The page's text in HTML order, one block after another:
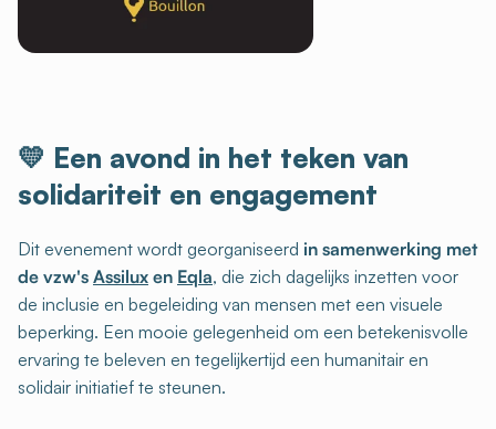
💛 Een avond in het teken van
solidariteit en engagement
Dit evenement wordt georganiseerd in samenwerking met
de vzw's Assilux en Eqla, die zich dagelijks inzetten voor
de inclusie en begeleiding van mensen met een visuele
beperking. Een mooie gelegenheid om een betekenisvolle
ervaring te beleven en tegelijkertijd een humanitair en
solidair initiatief te steunen.